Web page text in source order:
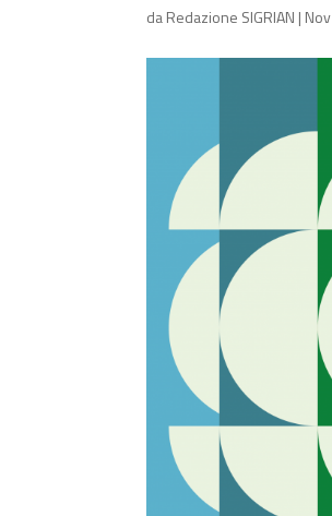
daRedazione SIGRIAN |